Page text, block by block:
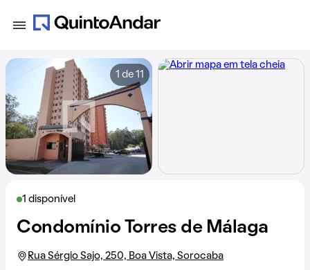
1 disponível
Condomínio Torres de Málaga
Rua Sérgio Sajo, 250, Boa Vista, Sorocaba
1 de 11